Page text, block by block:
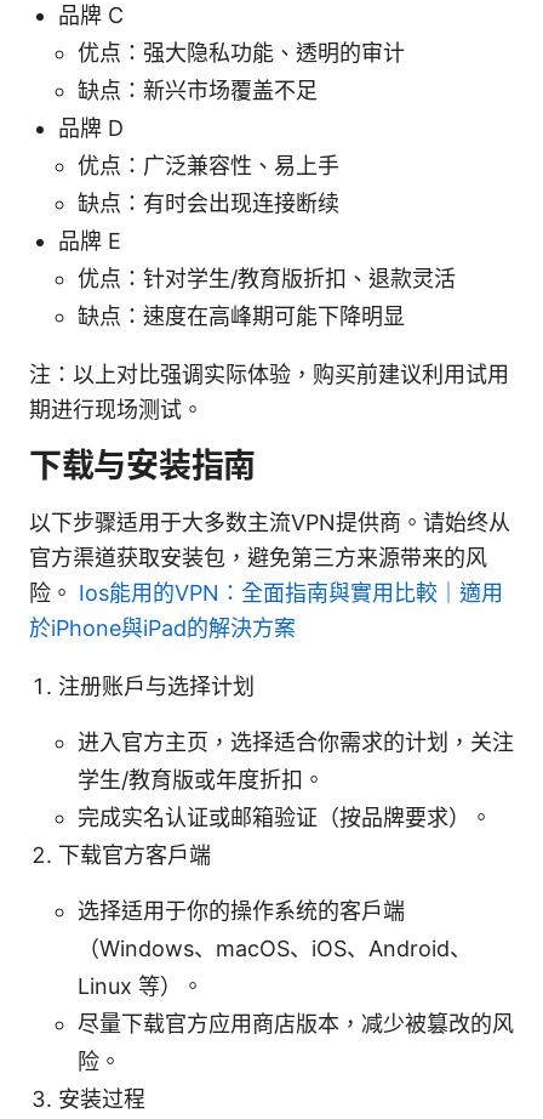
品牌 C
优点：强大隐私功能、透明的审计
缺点：新兴市场覆盖不足
品牌 D
优点：广泛兼容性、易上手
缺点：有时会出现连接断续
品牌 E
优点：针对学生/教育版折扣、退款灵活
缺点：速度在高峰期可能下降明显
注：以上对比强调实际体验，购买前建议利用试用
期进行现场测试。
下载与安装指南
以下步骤适用于大多数主流VPN提供商。请始终从
官方渠道获取安装包，避免第三方来源带来的风
险。 Ios能用的VPN：全面指南與實用比較｜適用
於iPhone與iPad的解決方案
注册账户与选择计划
进入官方主页，选择适合你需求的计划，关注
学生/教育版或年度折扣。
完成实名认证或邮箱验证（按品牌要求）。
下载官方客户端
选择适用于你的操作系统的客户端
（Windows、macOS、iOS、Android、
Linux 等）。
尽量下载官方应用商店版本，减少被篡改的风
险。
安装过程